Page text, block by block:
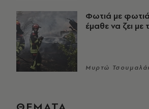
Φωτιά με
έμαθε να ζει με
Μυρτώ